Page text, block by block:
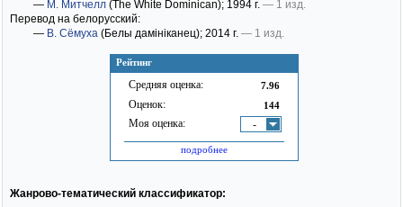
Рейтинг
Средняя оценка: 7.96
Оценок: 144
Моя оценка: -
подробнее
— М. Митчелл (The White Dominican); 1994 г. — 1 изд.
Перевод на белорусский:
— В. Сёмуха (Белы дамініканец); 2014 г. — 1 изд.
Жанрово-тематический классификатор: